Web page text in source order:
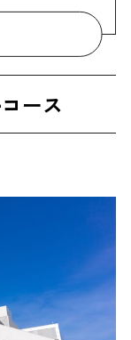
ナー
ス
【14:15】伊万里市内（陶磁器店・カフェなど）を散策
入、解散
ース